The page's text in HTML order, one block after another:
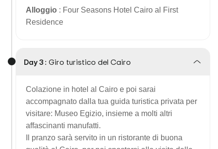
Alloggio : Four Seasons Hotel Cairo al First
Residence
Day 3 : Giro turistico del Cairo
Colazione in hotel al Cairo e poi sarai
accompagnato dalla tua guida turistica privata per
visitare: Museo Egizio, insieme a molti altri
affascinanti manufatti.
Il pranzo sarà servito in un ristorante di buona